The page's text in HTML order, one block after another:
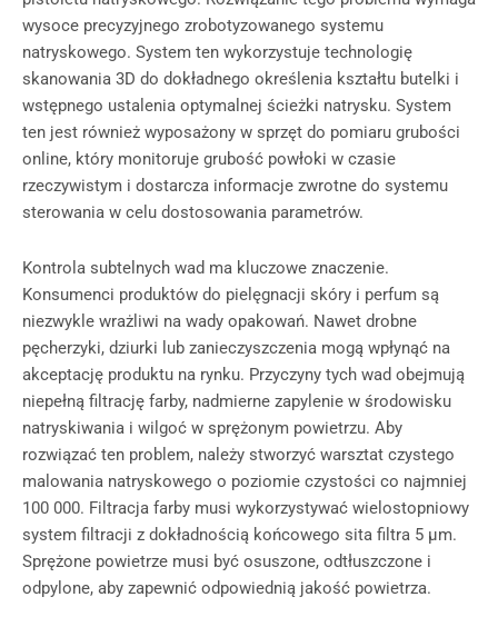
wysoce precyzyjnego zrobotyzowanego systemu
natryskowego. System ten wykorzystuje technologię
skanowania 3D do dokładnego określenia kształtu butelki i
wstępnego ustalenia optymalnej ścieżki natrysku. System
ten jest również wyposażony w sprzęt do pomiaru grubości
online, który monitoruje grubość powłoki w czasie
rzeczywistym i dostarcza informacje zwrotne do systemu
sterowania w celu dostosowania parametrów.
Kontrola subtelnych wad ma kluczowe znaczenie.
Konsumenci produktów do pielęgnacji skóry i perfum są
niezwykle wrażliwi na wady opakowań. Nawet drobne
pęcherzyki, dziurki lub zanieczyszczenia mogą wpłynąć na
akceptację produktu na rynku. Przyczyny tych wad obejmują
niepełną filtrację farby, nadmierne zapylenie w środowisku
natryskiwania i wilgoć w sprężonym powietrzu. Aby
rozwiązać ten problem, należy stworzyć warsztat czystego
malowania natryskowego o poziomie czystości co najmniej
100 000. Filtracja farby musi wykorzystywać wielostopniowy
system filtracji z dokładnością końcowego sita filtra 5 μm.
Sprężone powietrze musi być osuszone, odtłuszczone i
odpylone, aby zapewnić odpowiednią jakość powietrza.